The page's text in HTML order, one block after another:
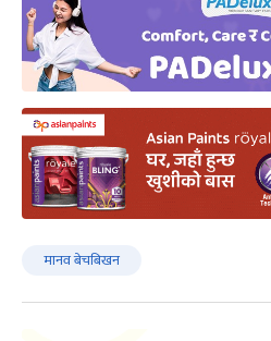
मानव बेचबिखन